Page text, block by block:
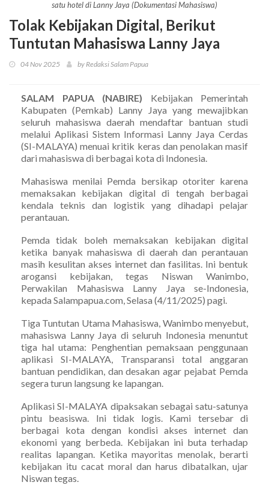
satu hotel di Lanny Jaya (Dokumentasi Mahasiswa)
Tolak Kebijakan Digital, Berikut
Tuntutan Mahasiswa Lanny Jaya
04 Nov 2025 by Redaksi Salam Papua
SALAM PAPUA (NABIRE) Kebijakan Pemerintah
Kabupaten (Pemkab) Lanny Jaya yang mewajibkan
seluruh mahasiswa daerah mendaftar bantuan studi
melalui Aplikasi Sistem Informasi Lanny Jaya Cerdas
(SI-MALAYA) menuai kritik keras dan penolakan masif
dari mahasiswa di berbagai kota di Indonesia.
Mahasiswa menilai Pemda bersikap otoriter karena
memaksakan kebijakan digital di tengah berbagai
kendala teknis dan logistik yang dihadapi pelajar
perantauan.
Pemda tidak boleh memaksakan kebijakan digital
ketika banyak mahasiswa di daerah dan perantauan
masih kesulitan akses internet dan fasilitas. Ini bentuk
arogansi kebijakan, tegas Niswan Wanimbo,
Perwakilan Mahasiswa Lanny Jaya se-Indonesia,
kepada Salampapua.com, Selasa (4/11/2025) pagi.
Tiga Tuntutan Utama Mahasiswa, Wanimbo menyebut,
mahasiswa Lanny Jaya di seluruh Indonesia menuntut
tiga hal utama: Penghentian pemaksaan penggunaan
aplikasi SI-MALAYA, Transparansi total anggaran
bantuan pendidikan, dan desakan agar pejabat Pemda
segera turun langsung ke lapangan.
Aplikasi SI-MALAYA dipaksakan sebagai satu-satunya
pintu beasiswa. Ini tidak logis. Kami tersebar di
berbagai kota dengan kondisi akses internet dan
ekonomi yang berbeda. Kebijakan ini buta terhadap
realitas lapangan. Ketika mayoritas menolak, berarti
kebijakan itu cacat moral dan harus dibatalkan, ujar
Niswan tegas.